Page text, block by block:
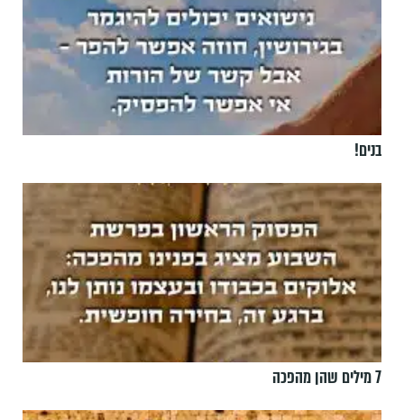
בנים!
7 מילים שהן מהפכה